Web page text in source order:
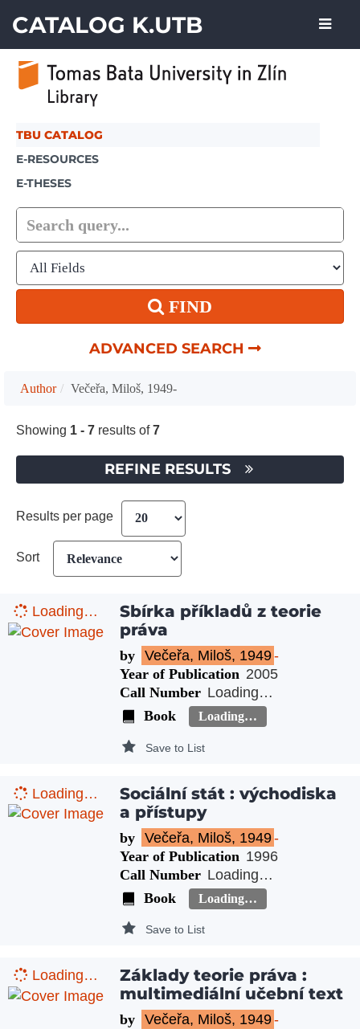
CATALOG K.UTB
TBU CATALOG
E-RESOURCES
E-THESES
FIND
ADVANCED SEARCH
Author Večeřa, Miloš, 1949-
Showing 1 - 7 results of7
REFINE RESULTS
Results per page
Sort
Loading…
Sbírka příkladů z teorie
práva
by Večeřa, Miloš, 1949-
Year of Publication 2005
Call Number Loading…
Book
Loading…
Save to List
Loading…
Sociální stát : východiska
a přístupy
by Večeřa, Miloš, 1949-
Year of Publication 1996
Call Number Loading…
Book
Loading…
Save to List
Loading…
Základy teorie práva :
multimediální učební text
by Večeřa, Miloš, 1949-